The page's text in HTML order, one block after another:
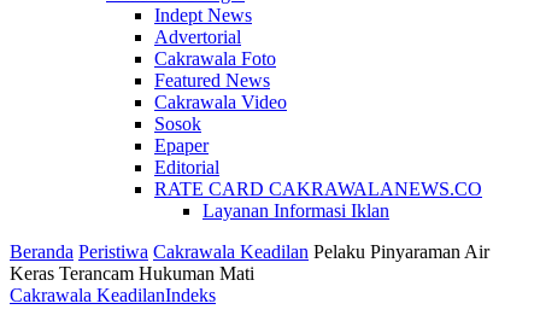
Indept News
Advertorial
Cakrawala Foto
Featured News
Cakrawala Video
Sosok
Epaper
Editorial
RATE CARD CAKRAWALANEWS.CO
Layanan Informasi Iklan
Beranda Peristiwa Cakrawala Keadilan Pelaku Pinyaraman Air
Keras Terancam Hukuman Mati
Cakrawala KeadilanIndeks